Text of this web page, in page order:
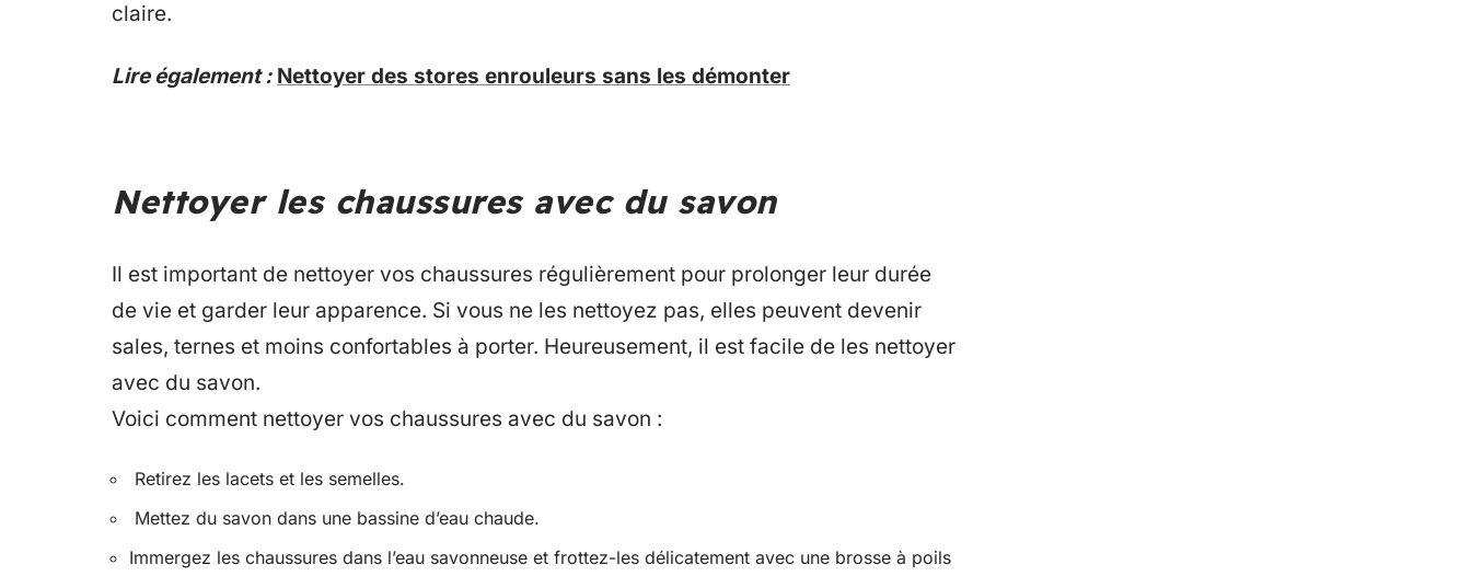
claire.
Lire également : Nettoyer des stores enrouleurs sans les démonter
Nettoyer les chaussures avec du savon
Il est important de nettoyer vos chaussures régulièrement pour prolonger leur durée
de vie et garder leur apparence. Si vous ne les nettoyez pas, elles peuvent devenir
sales, ternes et moins confortables à porter. Heureusement, il est facile de les nettoyer
avec du savon.
Voici comment nettoyer vos chaussures avec du savon :
Retirez les lacets et les semelles.
Mettez du savon dans une bassine d’eau chaude.
Immergez les chaussures dans l’eau savonneuse et frottez-les délicatement avec une brosse à poils